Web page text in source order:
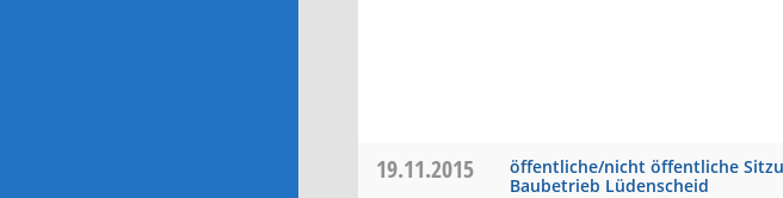
19.11.2015
öffentliche/nicht öffentliche
Baubetrieb Lüdenscheid